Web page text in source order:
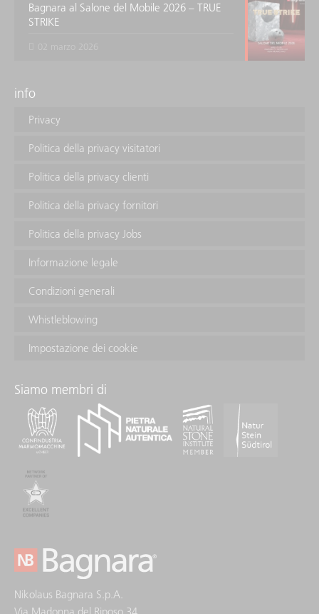
Bagnara al Salone del Mobile 2026 – TRUE
STRIKE
info
Privacy
Politica della privacy visitatori
Politica della privacy clienti
Politica della privacy fornitori
Politica della privacy Jobs
Informazione legale
Condizioni generali
Whistleblowing
Impostazione dei cookie
Siamo membri di
Nikolaus Bagnara S.p.A.
Via Madonna del Riposo 34